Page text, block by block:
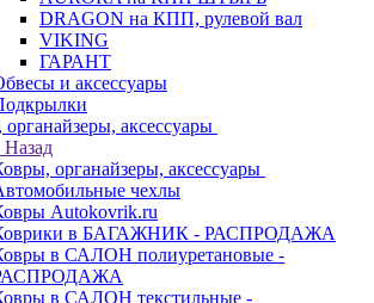
DRAGON на КПП, рулевой вал
VIKING
ГАРАНТ
и аксессуары
аксессуары
Назад
органайзеры, аксессуары
чехлы
Autokovrik.ru
в БАГАЖНИК - РАСПРОДАЖА
в САЛОН полиуретановые -
в САЛОН текстильные -